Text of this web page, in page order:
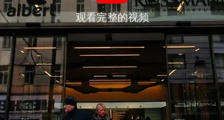
观看完整的视频